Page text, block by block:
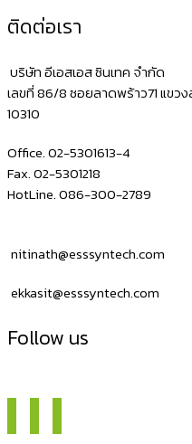
ติดต่อเรา
บริษัท อีเอสเอส ซินเทค จำกัด
เลขที่ 86/8 ซอยลาดพร้าว71 แขว
10310
Office. 02-5301613-4
Fax. 02-5301218
HotLine. 086-300-2789
nitinath@esssyntech.com
ekkasit@esssyntech.com
Follow us